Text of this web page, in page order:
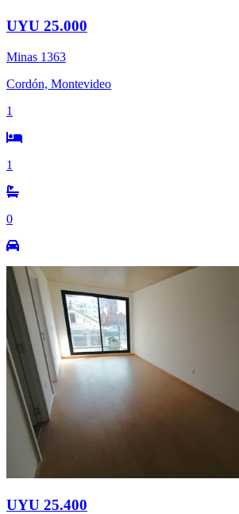
UYU 25.000
Minas 1363
Cordón, Montevideo
1
1
0
UYU 25.400